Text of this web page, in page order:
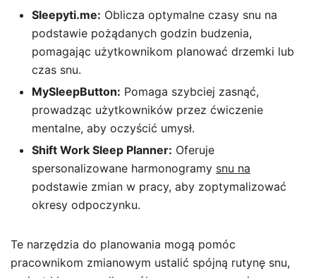
Sleepyti.me: Oblicza optymalne czasy snu na
podstawie pożądanych godzin budzenia,
pomagając użytkownikom planować drzemki lub
czas snu.
MySleepButton: Pomaga szybciej zasnąć,
prowadząc użytkowników przez ćwiczenie
mentalne, aby oczyścić umysł.
Shift Work Sleep Planner: Oferuje
spersonalizowane harmonogramy snu na
podstawie zmian w pracy, aby zoptymalizować
okresy odpoczynku.
Te narzędzia do planowania mogą pomóc
pracownikom zmianowym ustalić spójną rutynę snu,